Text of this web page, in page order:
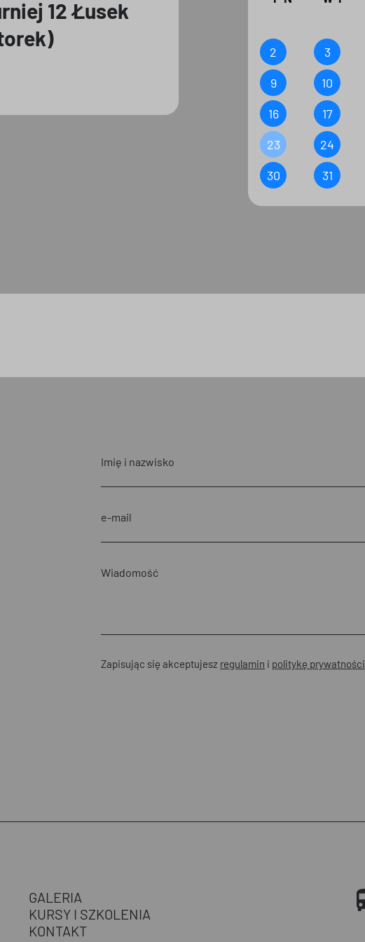
12 Łusek
2
3
9
10
16
17
23
24
30
31
Zapisując się akceptujesz regulamin i politykę prywatności
GALERIA
KURSY I SZKOLENIA
KONTAKT